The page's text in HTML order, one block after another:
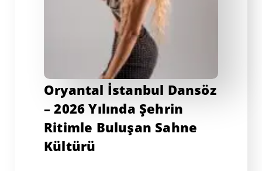
Oryantal İstanbul Dansöz
– 2026 Yılında Şehrin
Ritimle Buluşan Sahne
Kültürü